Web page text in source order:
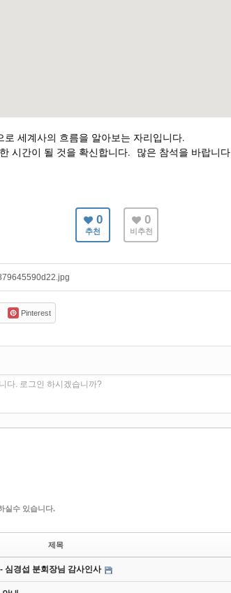
세계사의 흐름을 알아보는 자리입니다.
시간이 될 것을 확신합니다. 많은 참석을 바랍니다
0
추천
0
비추천
Pinterest
다. 로그인 하시겠습니까?
실수 있습니다.
제목
심경섭 분회장님 감사인사